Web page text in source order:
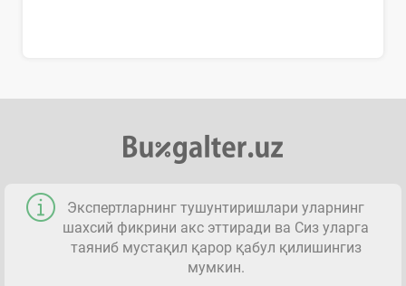
Экспертларнинг тушунтиришлари уларнинг
шахсий фикрини акс эттиради ва Сиз уларга
таяниб мустақил қарор қабул қилишингиз
мумкин.